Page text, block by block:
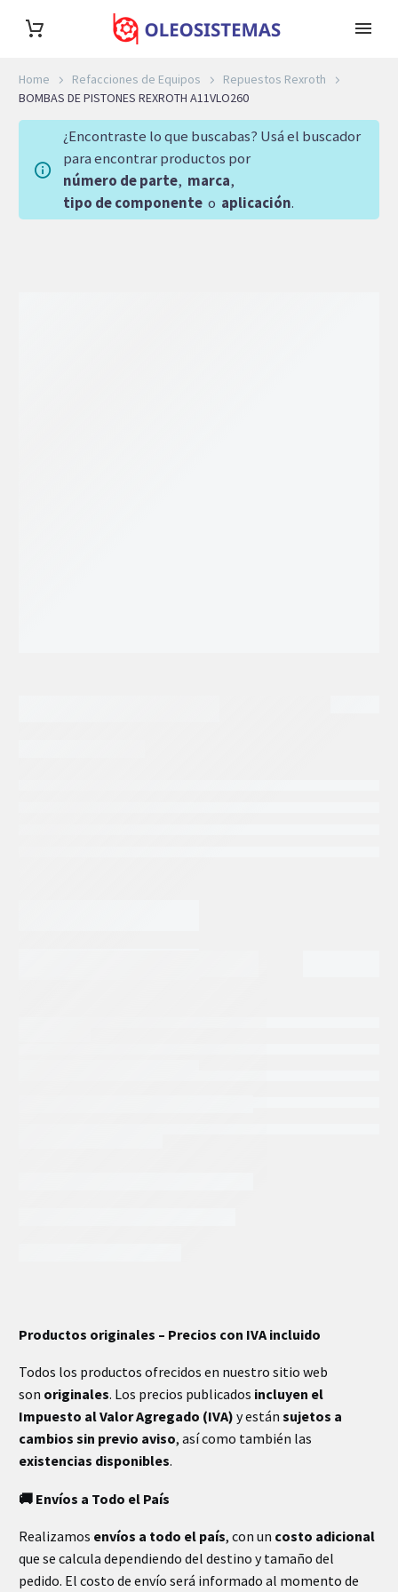
Home Refacciones de Equipos
Repuestos Rexroth
BOMBAS DE PISTONES REXROTH A11VLO260
¿Encontraste lo que buscabas? Usá el buscador
para encontrar productos por
número de parte, marca,
tipo de componente o aplicación.
Productos originales – Precios con IVA incluido
Todos los productos ofrecidos en nuestro sitio web
son originales. Los precios publicados incluyen el
Impuesto al Valor Agregado (IVA) y están sujetos a
cambios sin previo aviso, así como también las
existencias disponibles.
🚚 Envíos a Todo el País
Realizamos envíos a todo el país, con un costo adicional
que se calcula dependiendo del destino y tamaño del
pedido. El costo de envío será informado al momento de